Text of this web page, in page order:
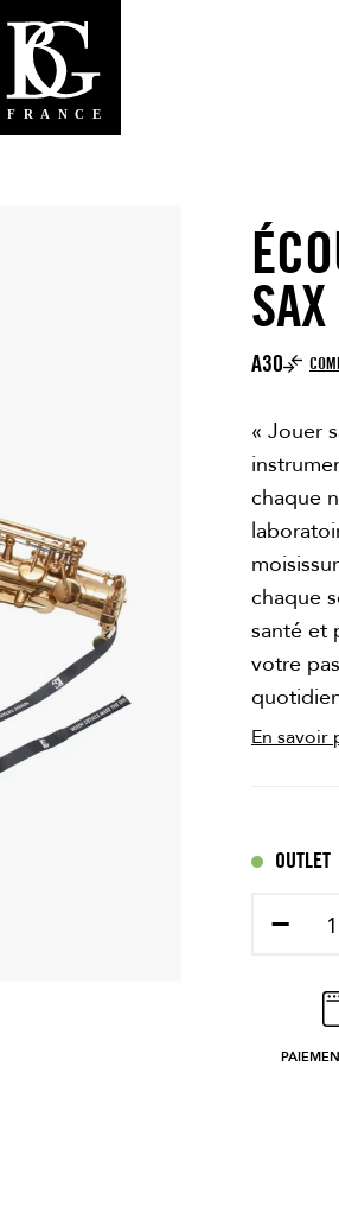
A30
« Jouer
chaque
chaque
santé et
votre
En savoir
OUTLET
−